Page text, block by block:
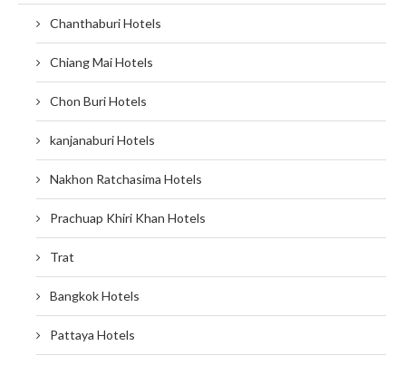
Chanthaburi Hotels
Chiang Mai Hotels
Chon Buri Hotels
kanjanaburi Hotels
Nakhon Ratchasima Hotels
Prachuap Khiri Khan Hotels
Trat
Bangkok Hotels
Pattaya Hotels